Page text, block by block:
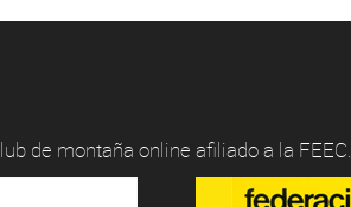
de montaña online afiliado a la FEEC.